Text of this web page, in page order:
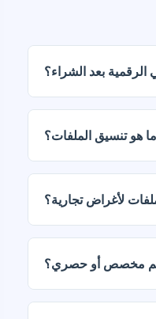
بعد الشراء؟
ما هو تنسيق الملفات؟
لأغراض تجارية؟
مخصص أو حصري؟